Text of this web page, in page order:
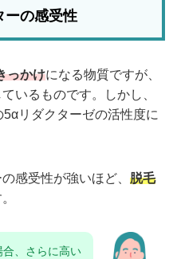
ーの感受性
っかけになる物質ですが、
いるものです。しかし、
リダクターゼの活性度に
感受性が強いほど、 脱毛
合、さらに高い